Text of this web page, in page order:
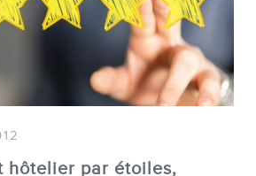
marketing en ligne
marketing de
hôtelier par étoiles,